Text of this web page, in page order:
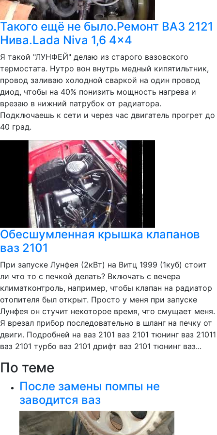
Такого ещё не было.Ремонт ВАЗ 2121
Нива.Lada Niva 1,6 4x4
Я такой "ЛУНФЕЙ" делаю из старого вазовского
термостата. Нутро вон внутрь медный кипятильтник,
провод заливаю холодной сваркой на один провод
диод, чтобы на 40% понизить мощность нагрева и
врезаю в нижний патрубок от радиатора.
Подключаешь к сети и через час двигатель прогрет до
40 град.
Обесшумленная крышка клапанов
ваз 2101
При запуске Лунфея (2кВт) на Витц 1999 (1куб) стоит
ли что то с печкой делать? Включать с вечера
климатконтроль, например, чтобы клапан на радиатор
отопителя был открыт. Просто у меня при запуске
Лунфея он стучит некоторое время, что смущает меня.
Я врезал прибор последовательно в шланг на печку от
двиги. Подробней на ваз 2101 ваз 2101 тюнинг ваз 21011
ваз 2101 турбо ваз 2101 дрифт ваз 2101 тюнинг ваз...
По теме
После замены помпы не
заводится ваз